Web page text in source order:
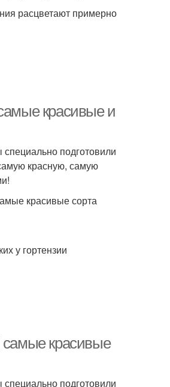
расцветают примерно
красивые и
подготовили
красную, самую
красивые сорта
у гортензии
самые красивые
подготовили